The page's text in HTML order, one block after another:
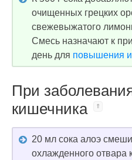
очищенных грецких
свежевыжатого
Смесь назначают к
день для повышения
При
кишечника
20 мл сока алоэ
охлажденного отвара